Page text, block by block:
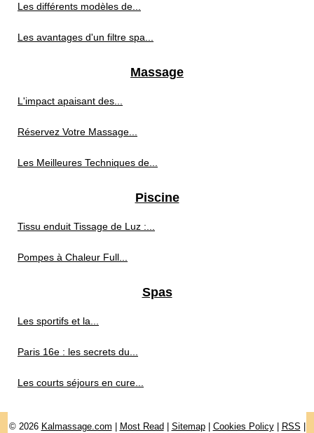
Les différents modèles de...
Les avantages d'un filtre spa...
Massage
L'impact apaisant des...
Réservez Votre Massage...
Les Meilleures Techniques de...
Piscine
Tissu enduit Tissage de Luz :...
Pompes à Chaleur Full...
Spas
Les sportifs et la...
Paris 16e : les secrets du...
Les courts séjours en cure...
© 2026 Kalmassage.com Most Read Sitemap| Cookies Policy| RSS